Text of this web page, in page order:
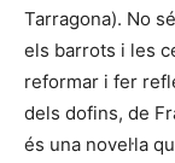
Tarragona). No
els barrots i les
reformar i fer
dels dofins, de
és una novel·la